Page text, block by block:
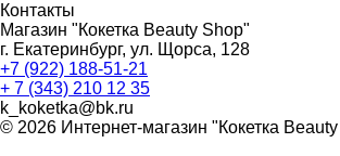
Контакты
Магазин "Кокетка Beauty Shop"
г. Екатеринбург, ул. Щорса, 128
+7 (922) 188-51-21
+ 7 (343) 210 12 35
k_koketka@bk.ru
© 2026 Интернет-магазин "Кокетка